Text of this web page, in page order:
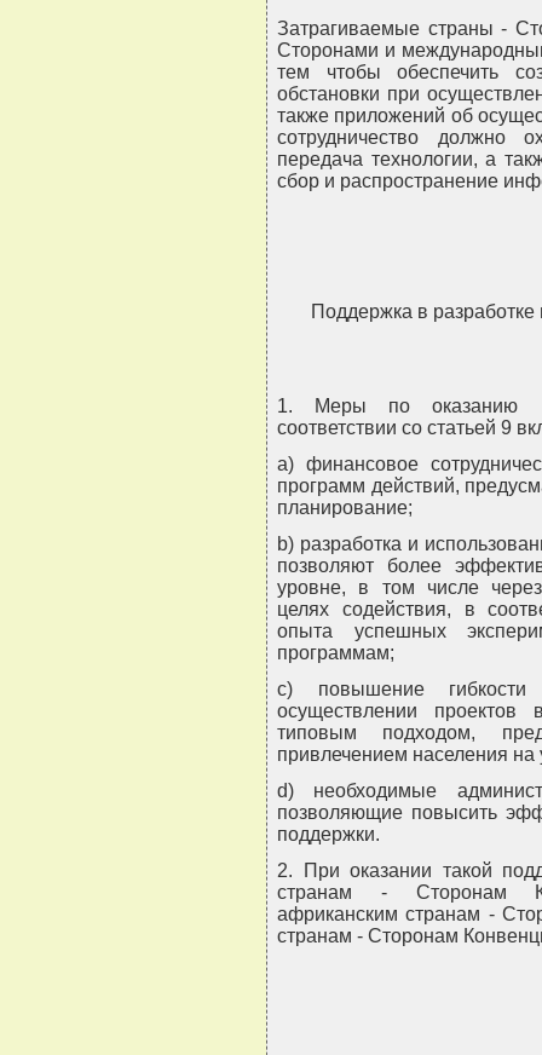
Затрагиваемые страны -
Сторонами и
тем чтобы обеспечить
обстановки при
также приложений об
сотрудничество должно
передача технологии, а
сбор и распространение
Поддержка в
1. Меры по оказанию
соответствии со статьей 9
a) финансовое
программ действий,
планирование;
b) разработка и
позволяют более
уровне, в том числе
целях содействия, в
опыта успешных
программам;
c) повышение
осуществлении проектов
типовым подходом,
привлечением населения
d) необходимые
позволяющие повысить
поддержки.
2. При оказании такой
странам - Сторонам
африканским странам -
странам - Сторонам